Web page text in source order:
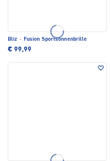
Bliz · Fusion Sportsonnenbrille
€ 99,99